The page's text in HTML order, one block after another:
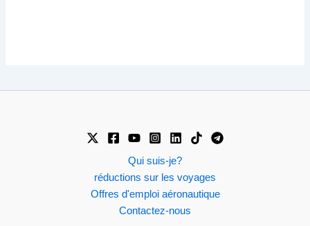
Qui suis-je?
réductions sur les voyages
Offres d'emploi aéronautique
Contactez-nous